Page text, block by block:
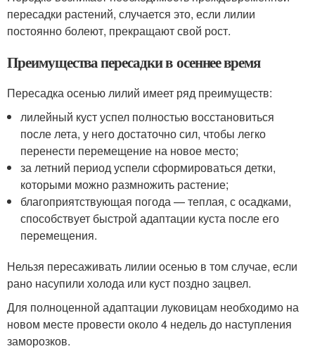
пересадки растений, случается это, если лилии
постоянно болеют, прекращают свой рост.
Преимущества пересадки в осеннее время
Пересадка осенью лилий имеет ряд преимуществ:
лилейный куст успел полностью восстановиться
после лета, у него достаточно сил, чтобы легко
перенести перемещение на новое место;
за летний период успели сформироваться детки,
которыми можно размножить растение;
благоприятствующая погода — теплая, с осадками,
способствует быстрой адаптации куста после его
перемещения.
Нельзя пересаживать лилии осенью в том случае, если
рано насупили холода или куст поздно зацвел.
Для полноценной адаптации луковицам необходимо на
новом месте провести около 4 недель до наступления
заморозков.